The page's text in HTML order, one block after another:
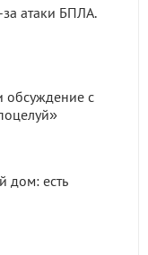
атаки БПЛА.
обсуждение с
дом: есть